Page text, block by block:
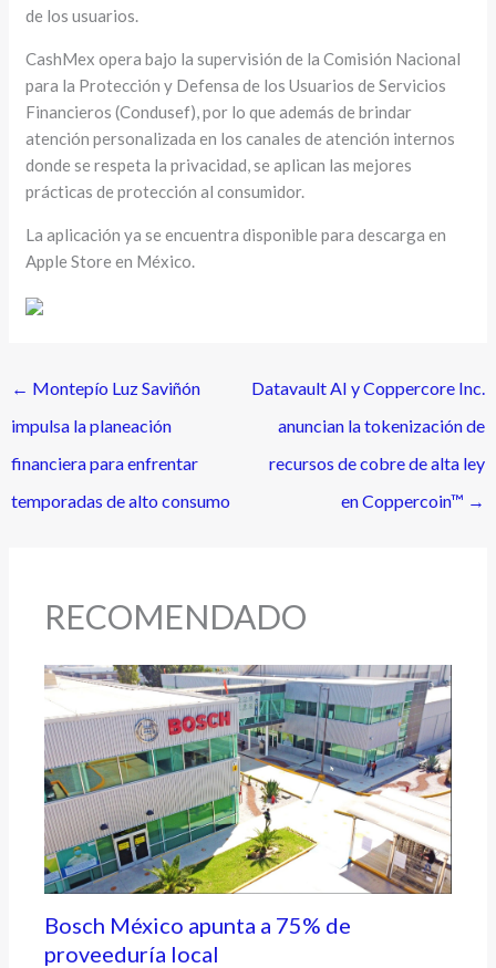
de los usuarios.
CashMex opera bajo la supervisión de la Comisión Nacional
para la Protección y Defensa de los Usuarios de Servicios
Financieros (Condusef), por lo que además de brindar
atención personalizada en los canales de atención internos
donde se respeta la privacidad, se aplican las mejores
prácticas de protección al consumidor.
La aplicación ya se encuentra disponible para descarga en
Apple Store en México.
← Montepío Luz Saviñón
impulsa la planeación
financiera para enfrentar
temporadas de alto consumo
Datavault AI y Coppercore Inc.
anuncian la tokenización de
recursos de cobre de alta ley
en Coppercoin™ →
RECOMENDADO
Bosch México apunta a 75% de
proveeduría local